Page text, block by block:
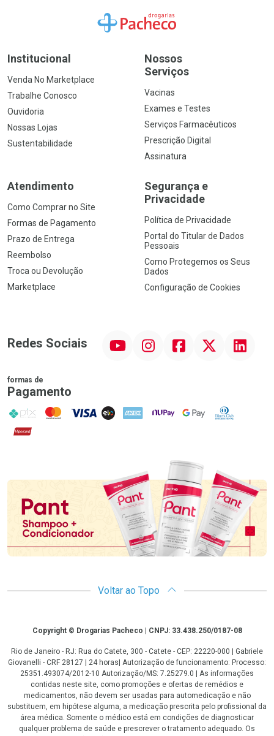
Ir para a Home
Institucional
Venda No Marketplace
Trabalhe Conosco
Ouvidoria
Nossas Lojas
Sustentabilidade
Nossos
Serviços
Vacinas
Exames e Testes
Serviços Farmacêuticos
Prescrição Digital
Assinatura
Atendimento
Como Comprar no Site
Formas de Pagamento
Prazo de Entrega
Reembolso
Troca ou Devolução
Marketplace
Segurança e
Privacidade
Política de Privacidade
Portal do Titular de Dados
Pessoais
Como Protegemos os Seus
Dados
Configuração de Cookies
Redes Sociais InstagramFacebookTwitter Linkedin
formas de
Pagamento
PIX MasterCard
VISA ELO AMEX NuPay Google PayDiners Club
Hipercard
Promoção em Destaque
Voltar ao Topo
CopyrightCopyright © Drogarias Pacheco | CNPJ: 33.438.250/0187-08
Rio de Janeiro - RJ: Rua do Catete, 300 - Catete - CEP: 22220-000 | Gabriele
Giovanelli - CRF 28127 | 24 horas| Autorização de funcionamento: Processo:
25351.493074/2012-10 Autorização/MS: 7.25279.0 | As informações
contidas neste site, como promoções e ofertas de remédios e
medicamentos, não devem ser usadas para automedicação e não
substituem, em hipótese alguma, a medicação prescrita pelo profissional da
área médica. Somente o médico está em condições de diagnosticar
qualquer problema de saúde e prescrever o tratamento adequado. Os